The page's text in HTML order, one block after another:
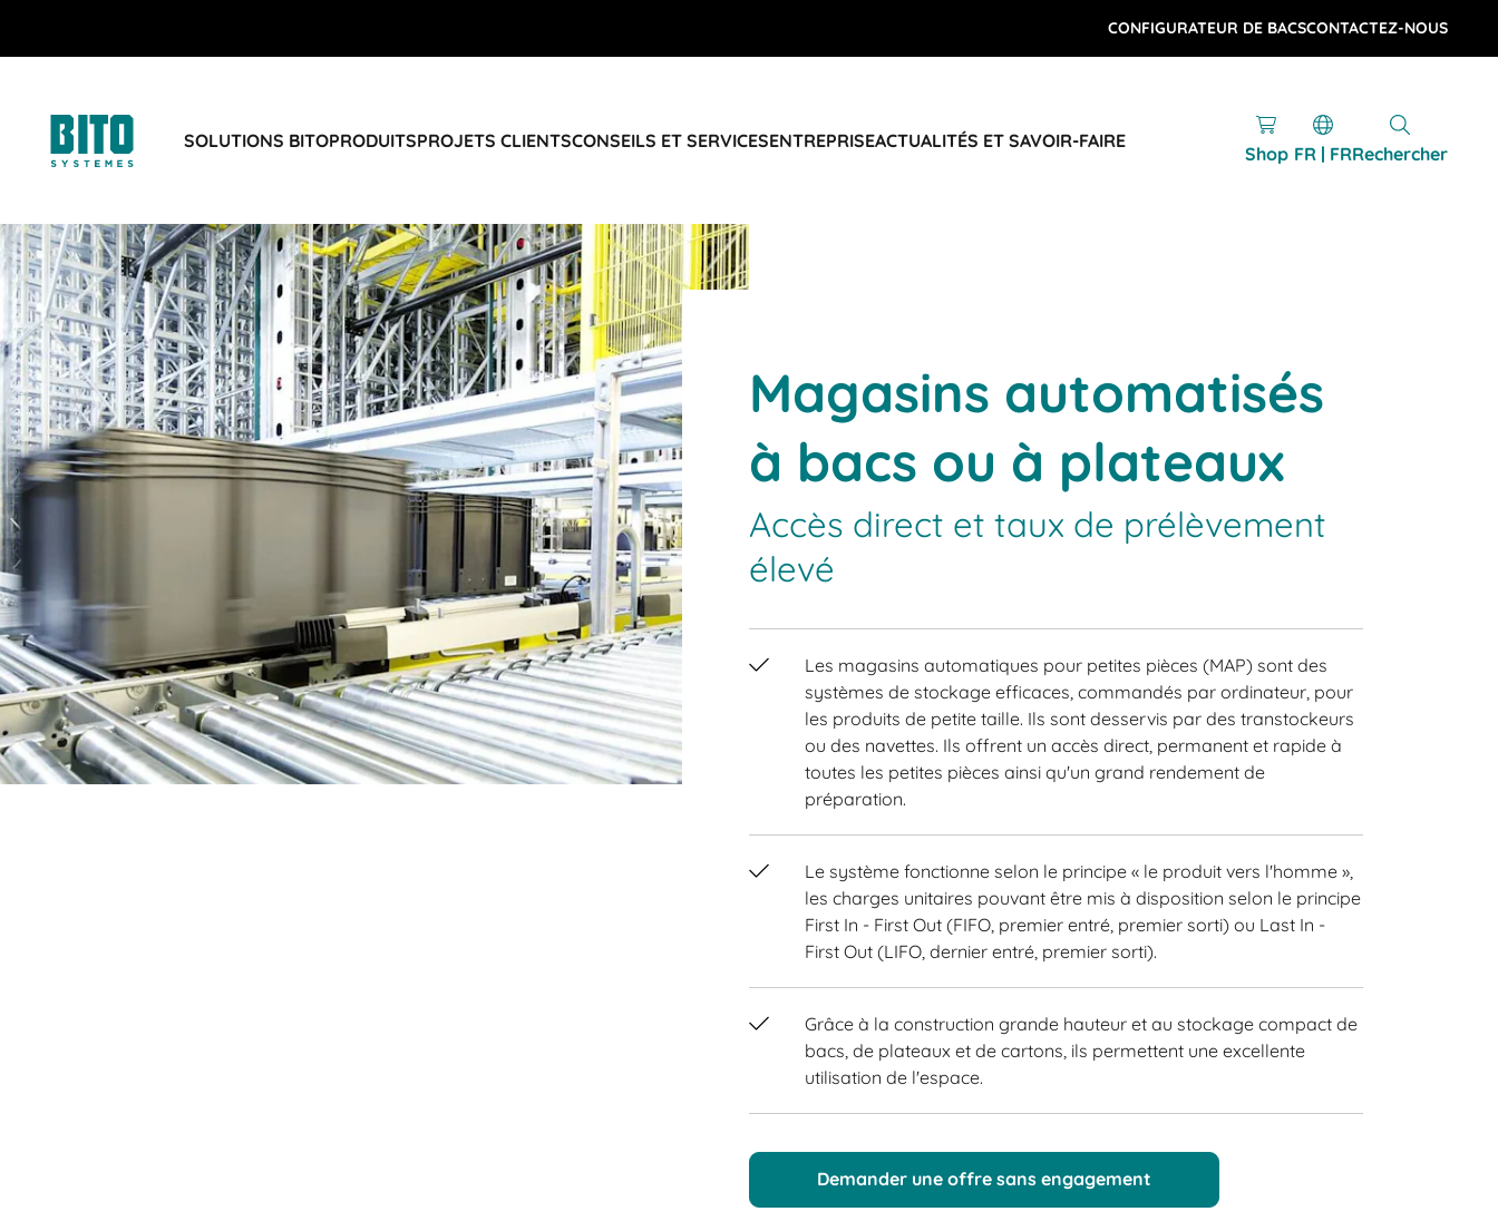
CONFIGURATEUR DE BACSCONTACTEZ-NOUS
SOLUTIONS BITOPRODUITSPROJETS CLIENTSCONSEILS ET SERVICESENTREPRISEACTUALITÉS ET SAVOIR-FAIRE
Shop FR | FRRechercher
Magasins automatisés
à bacs ou à plateaux
Accès direct et taux de prélèvement
élevé
Les magasins automatiques pour petites pièces (MAP) sont des
systèmes de stockage efficaces, commandés par ordinateur, pour
les produits de petite taille. Ils sont desservis par des transtockeurs
ou des navettes. Ils offrent un accès direct, permanent et rapide à
toutes les petites pièces ainsi qu'un grand rendement de
préparation.
Le système fonctionne selon le principe « le produit vers l'homme »,
les charges unitaires pouvant être mis à disposition selon le principe
First In - First Out (FIFO, premier entré, premier sorti) ou Last In -
First Out (LIFO, dernier entré, premier sorti).
Grâce à la construction grande hauteur et au stockage compact de
bacs, de plateaux et de cartons, ils permettent une excellente
utilisation de l'espace.
Demander une offre sans engagement